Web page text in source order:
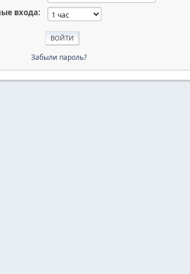
входа:
Забыли пароль?